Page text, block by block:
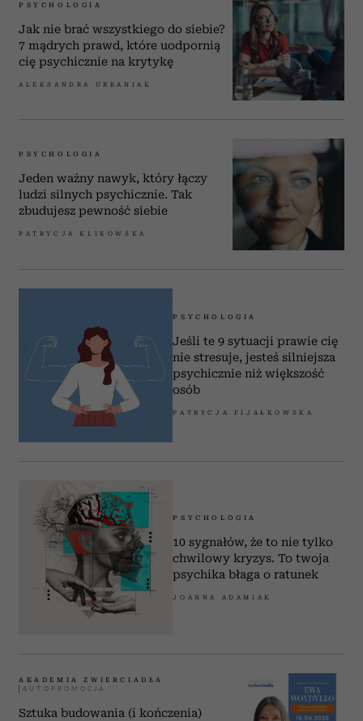
PSYCHOLOGIA
Jak nie brać wszystkiego do siebie?
7 mądrych prawd, które uodpornią
cię psychicznie na krytykę
ALEKSANDRA URBANIAK
PSYCHOLOGIA
Jeden ważny nawyk, który łączy
ludzi silnych psychicznie. Tak
zbudujesz pewność siebie
PATRYCJA KLIKOWSKA
PSYCHOLOGIA
Jeśli te 9 sytuacji prawie cię
nie stresuje, jesteś silniejsza
psychicznie niż większość
osób
PATRYCJA FIJAŁKOWSKA
PSYCHOLOGIA
10 sygnałów, że to nie tylko
chwilowy kryzys. To twoja
psychika błaga o ratunek
JOANNA ADAMIAK
AKADEMIA ZWIERCIADŁA
Sztuka budowania (i kończenia)